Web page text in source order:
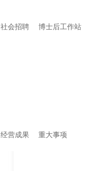
社会招聘
博士后工作站
经营成果 重大事项